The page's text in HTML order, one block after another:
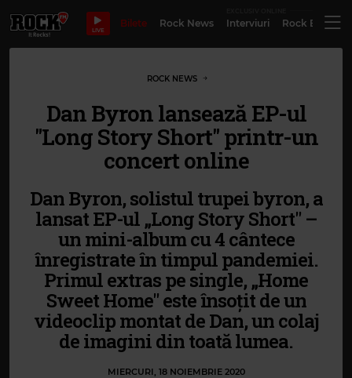
LIVE
Bilete Rock News Interviuri Rock
ROCK NEWS
Dan Byron lansează EP-ul
"Long Story Short" printr-un
concert online
Dan Byron, solistul trupei byron, a
lansat EP-ul „Long Story Short" –
un mini-album cu 4 cântece
înregistrate în timpul pandemiei.
Primul extras pe single, „Home
Sweet Home" este însoțit de un
videoclip montat de Dan, un colaj
de imagini din toată lumea.
MIERCURI, 18 NOIEMBRIE 2020